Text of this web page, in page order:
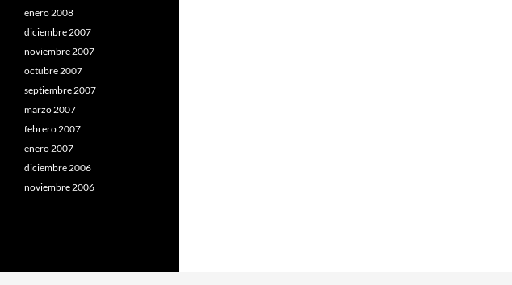
enero 2008
diciembre 2007
noviembre 2007
octubre 2007
septiembre 2007
marzo 2007
febrero 2007
enero 2007
diciembre 2006
noviembre 2006